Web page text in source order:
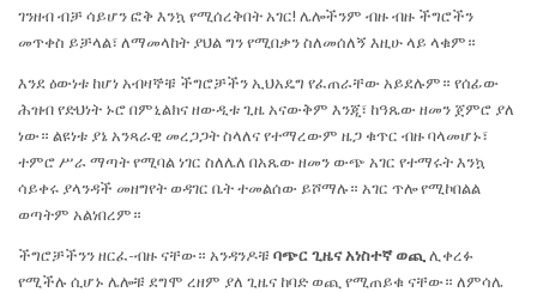
ገንዘብ ብቻ ሳይሆን ፎቅ እንኳ የሚሰረቅበት አገር! ሌሎችንም ብዙ ብዙ ችግሮችን
መጥቀስ ይቻላል፣ ለማመላከት ያህል ግን የሚበቃን ስለመሰለኝ እዚሁ ላይ ላቁም።
እንደ ዕውነቱ ከሆነ አብዛኞቹ ችግሮቻችን ኢህአዴግ የፈጠራቸው አይደሉም። የሰፊው
ሕዝብ የድህነት ኑሮ በምኒልክና ዘውዲቱ ጊዜ አናውቅም እንጂ፣ ከዓጼው ዘመን ጀምሮ ያለ
ነው። ልዩነቱ ያኔ አንጻራዊ መረጋጋት ስላለና የተማረውም ዜጋ ቁጥር ብዙ ባላመሆኑ፣
ተምሮ ሥራ ማጣት የሚባል ነገር ስለሌለ በአጼው ዘመን ውጭ አገር የተማሩት እንኳ
ሳይቀሩ ያላንዳች መዘግየት ወዳገር ቤት ተመልሰው ይሾማሉ። አገር ጥሎ የሚኮበልል
ወጣትም አልነበረም።
ችግሮቻችንን ዘርፈ-ብዙ ናቸው። አንዳንዶቹ ባጭር ጊዜና አነስተኛ ወጪ ሊቀረፉ
የሚችሉ ሲሆኑ ሌሎቹ ደግሞ ረዘም ያለ ጊዜና ከባድ ወጪ የሚጠይቁ ናቸው። ለምሳሌ